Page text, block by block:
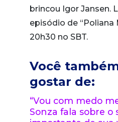
brincou Igor Jansen.
episódio de “Poliana
20h30 no SBT.
Você
gostar de:
“Vou com medo
Sonza fala sobre o